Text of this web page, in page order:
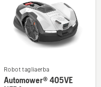
Vedi
Robot tagliaerba
Automower® 405VE